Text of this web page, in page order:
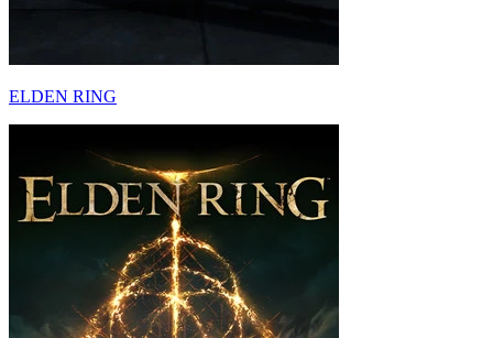
ELDEN RING